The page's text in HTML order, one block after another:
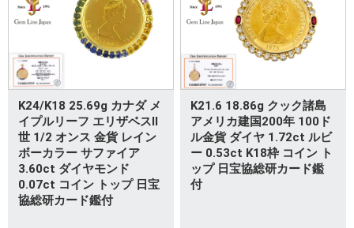
K24/K18 25.69g カナダ メ
イプルリーフ エリザベスII
世 1/2 オンス 金貨 レイン
ボーカラー サファイア
3.60ct ダイヤモンド
0.07ct コイン トップ 日宝
協総研カード鑑付
K21.6 18.86g クック諸島
アメリカ建国200年 100ド
ル金貨 ダイヤ 1.72ct ルビ
ー 0.53ct K18枠 コイン ト
ップ 日宝協総研カード鑑
付